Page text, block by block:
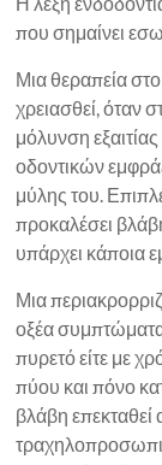
που σημαίνει
Μια θεραπεία
χρειασθεί, όταν
μόλυνση
οδοντικών
μύλης του.
προκαλέσει
υπάρχει κάποια
Μια
οξέα
πυρετό είτε με
πύου και πόνο
βλάβη επεκταθεί